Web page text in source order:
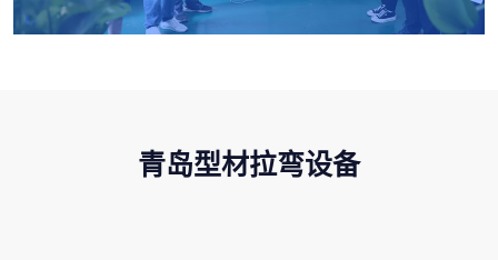
青岛型材拉弯设备